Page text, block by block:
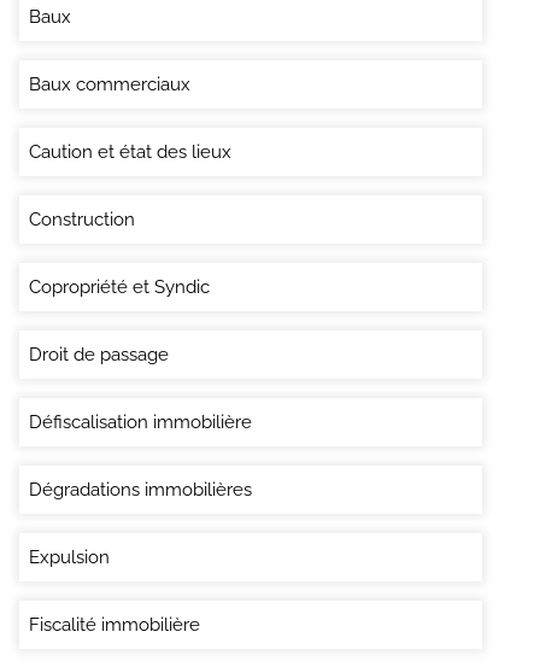
Baux
Baux commerciaux
Caution et état des lieux
Construction
Copropriété et Syndic
Droit de passage
Défiscalisation immobilière
Dégradations immobilières
Expulsion
Fiscalité immobilière